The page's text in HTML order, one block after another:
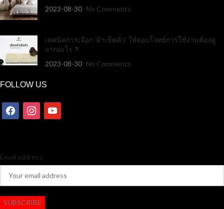
2023-08-30 No Comments
เทคนิคการเลือก ‘ผ้าเช็ดตัว’ ให้ตอบโจทย์การใช้งานต้องดู
จากอะไร ?
2023-08-30 No Comments
FOLLOW US
Email address: